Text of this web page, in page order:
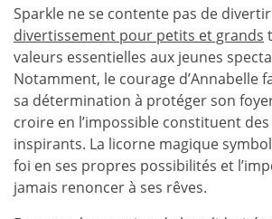
Sparkle ne se contente pas de
divertissement pour petits et grands
valeurs essentielles aux jeunes
Notamment, le courage d’Annabelle
sa détermination à protéger son
croire en l’impossible constituent des
inspirants. La licorne magique
foi en ses propres possibilités et
jamais renoncer à ses rêves.